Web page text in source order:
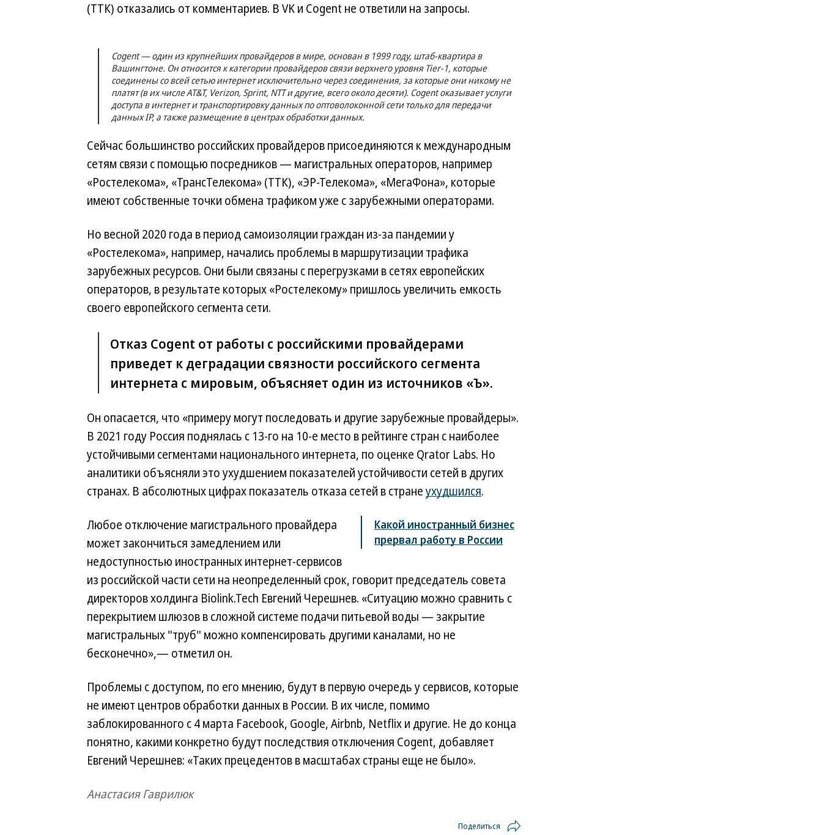
(ТТК) отказались от комментариев. В VK и Cogent не ответили на запросы.
Cogent — один из крупнейших провайдеров в мире, основан в 1999 году, штаб-квартира в
Вашингтоне. Он относится к категории провайдеров связи верхнего уровня Tier-1, которые
соединены со всей сетью интернет исключительно через соединения, за которые они никому не
платят (в их числе AT&T, Verizon, Sprint, NTT и другие, всего около десяти). Cogent оказывает услуги
доступа в интернет и транспортировку данных по оптоволоконной сети только для передачи
данных IP, а также размещение в центрах обработки данных.
Сейчас большинство российских провайдеров присоединяются к международным
сетям связи с помощью посредников — магистральных операторов, например
«Ростелекома», «ТрансТелекома» (ТТК), «ЭР-Телекома», «МегаФона», которые
имеют собственные точки обмена трафиком уже с зарубежными операторами.
Но весной 2020 года в период самоизоляции граждан из-за пандемии у
«Ростелекома», например, начались проблемы в маршрутизации трафика
зарубежных ресурсов. Они были связаны с перегрузками в сетях европейских
операторов, в результате которых «Ростелекому» пришлось увеличить емкость
своего европейского сегмента сети.
Отказ Cogent от работы с российскими провайдерами
приведет к деградации связности российского сегмента
интернета с мировым, объясняет один из источников «Ъ».
Он опасается, что «примеру могут последовать и другие зарубежные провайдеры».
В 2021 году Россия поднялась с 13-го на 10-е место в рейтинге стран с наиболее
устойчивыми сегментами национального интернета, по оценке Qrator Labs. Но
аналитики объясняли это ухудшением показателей устойчивости сетей в других
странах. В абсолютных цифрах показатель отказа сетей в странеухудшился.
Какой иностранный бизнес
прервал работу в России
Любое отключение магистрального провайдера
может закончиться замедлением или
недоступностью иностранных интернет-сервисов
из российской части сети на неопределенный срок, говорит председатель совета
директоров холдинга Biolink.Tech Евгений Черешнев. «Ситуацию можно сравнить с
перекрытием шлюзов в сложной системе подачи питьевой воды — закрытие
магистральных "труб" можно компенсировать другими каналами, но не
бесконечно»,— отметил он.
Проблемы с доступом, по его мнению, будут в первую очередь у сервисов, которые
не имеют центров обработки данных в России. В их числе, помимо
заблокированного с 4 марта Facebook, Google, Airbnb, Netflix и другие. Не до конца
понятно, какими конкретно будут последствия отключения Cogent, добавляет
Евгений Черешнев: «Таких прецедентов в масштабах страны еще не было».
Анастасия Гаврилюк
Поделиться